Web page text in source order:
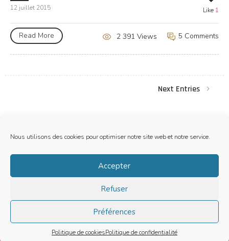
Nous utilisons des cookies pour optimiser notre site web et notre service.
Accepter
Refuser
Préférences
Politique de cookiesPolitique de confidentialité
12 juillet 2015 Like 1
Read More 5 Comments
2 391 Views
Next Entries
Mentions Legales
Politique de cookies (EU)
LE BARBECUE DE RAFA | TOUS DROITS RESERVES | © 2019
Site is using a trial version of the theme. Please enter your
purchase code in theme settings to activate it orpurchase this
wordpress theme here